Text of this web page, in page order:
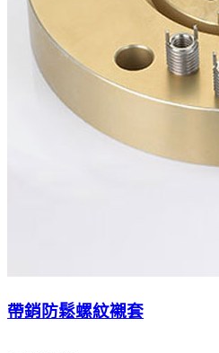
帶銷防鬆螺紋襯套